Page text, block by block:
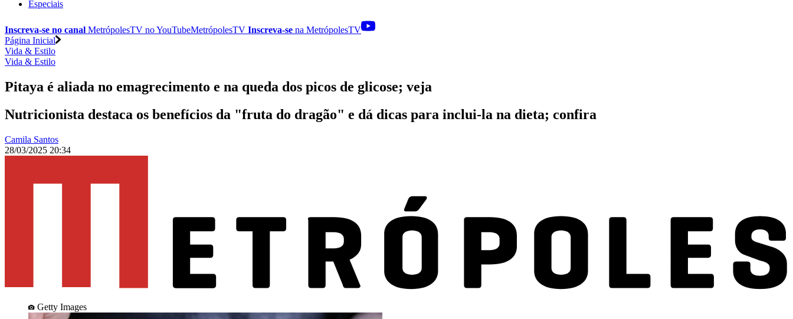
Especiais
Inscreva-se no canal MetrópolesTV noYouTubeMetrópolesTV Inscreva-se na MetrópolesTV
Página Inicial
Vida & Estilo
Vida & Estilo
Pitaya é aliada no emagrecimento e na queda dos picos de glicose; veja
Nutricionista destaca os benefícios da "fruta do dragão" e dá dicas para inclui-la na dieta; confira
Camila Santos
28/03/2025 20:34
Getty Images